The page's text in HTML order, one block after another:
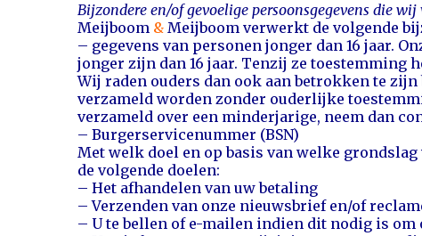
Bijzondere en/of gevoelige persoonsgegevens die wij
Meijboom & Meijboom verwerkt de volgende
– gegevens van personen jonger dan 16 jaar.
jonger zijn dan 16 jaar. Tenzij ze toestemming
Wij raden ouders dan ook aan betrokken te
verzameld worden zonder ouderlijke
verzameld over een minderjarige, neem dan
– Burgerservicenummer (BSN)
Met welk doel en op basis van welke
de volgende doelen:
– Het afhandelen van uw betaling
– Verzenden van onze nieuwsbrief en/of
– U te bellen of e-mailen indien dit nodig is